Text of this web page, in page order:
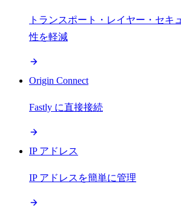
トランスポート・レイヤー・セキ
性を軽減
Origin Connect
Fastly に直接接続
IP アドレス
IP アドレスを簡単に管理